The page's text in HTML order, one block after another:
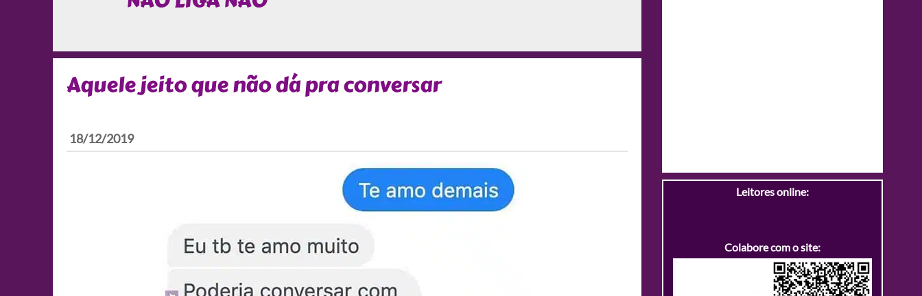
Aquele jeito que não dá pra conversar
18/12/2019
Leitores online:
Colabore com o site: